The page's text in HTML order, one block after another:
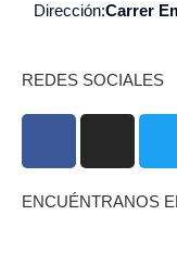
Dirección:Carrer
REDES SOCIALES
ENCUÉNTRANOS